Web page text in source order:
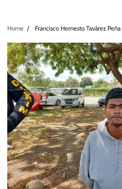
Home Francisco Hernesto Tavárez Peña